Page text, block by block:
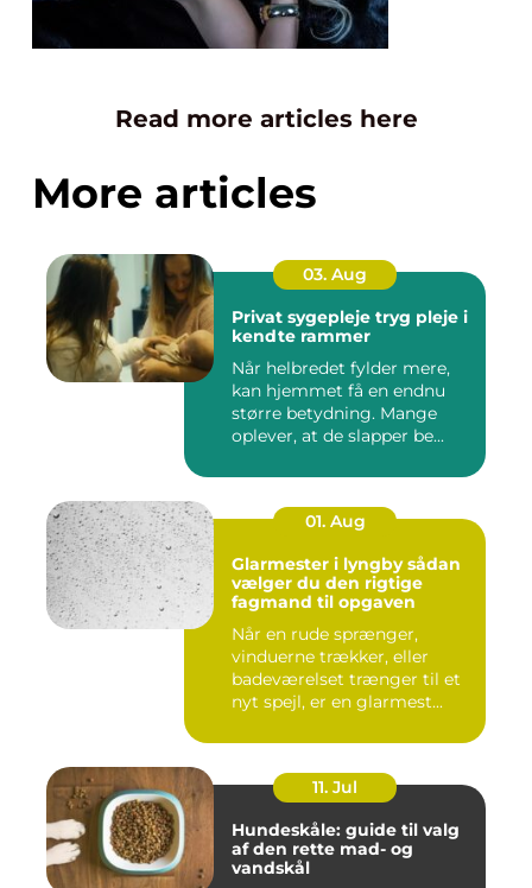
Read more articles here
More articles
03. Aug
Privat sygepleje tryg pleje i
kendte rammer
Når helbredet fylder mere,
kan hjemmet få en endnu
større betydning. Mange
oplever, at de slapper be...
01. Aug
Glarmester i lyngby sådan
vælger du den rigtige
fagmand til opgaven
Når en rude sprænger,
vinduerne trækker, eller
badeværelset trænger til et
nyt spejl, er en glarmest...
11. Jul
Hundeskåle: guide til valg
af den rette mad- og
vandskål